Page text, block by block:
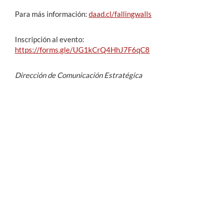
Para más información: daad.cl/fallingwalls
Inscripción al evento:
https://forms.gle/UG1kCrQ4HhJ7F6qC8
Dirección de Comunicación Estratégica